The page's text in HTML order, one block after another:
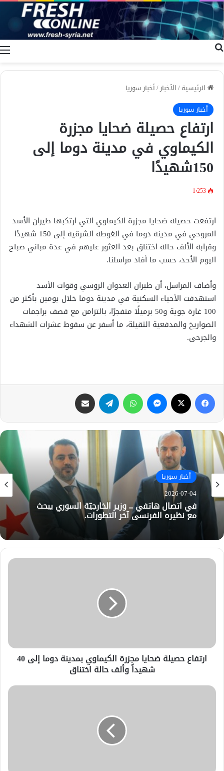
الرئيسية/الأخبار/أخبار سوريا
أخبار سوريا
ارتفاع حصيلة ضحايا مجزرة
الكيماوي في مدينة دوما إلى
150شهيدًا
1٬253
ارتفعت حصيلة ضحايا مجزرة الكيماوي التي ارتكبها طيران الأسد
المروحي في مدينة دوما في الغوطة الشرقية إلى 150 شهيدًا
وقرابة الألف حالة اختناق بعد العثور عليهم في عدة مباني صباح
اليوم الأحد، حسب ما أفاد مراسلنا.
وأضاف المراسل، أن طيران العدوان الروسي وقوات الأسد
استهدفت الأحياء السكنية في مدينة دوما خلال يومين بأكثر من
100 غارة جوية و50 برميلًا متفجرًا، بالتزامن مع قصف براجمات
الصواريخ والمدفعية الثقيلة، ما أسفر عن سقوط عشرات الشهداء
والجرحى.
فيسبوك ماسنجر واتساب تيلقرام
أخبار سوريا
2026-07-04
في اتصال هاتفي .. وزير الخارجيّة السوري يبحث
مع نظيره الفرنسي آخر التطورات.
ارتفاع حصيلة ضحايا مجزرة الكيماوي بمدينة دوما إلى 40
شهيداً وألف حالة اختناق